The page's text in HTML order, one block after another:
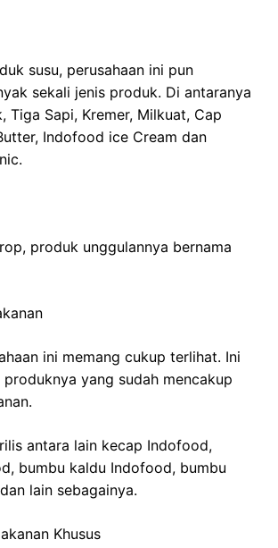
susu, perusahaan ini pun
sekali jenis produk. Di antaranya
Tiga Sapi, Kremer, Milkuat, Cap
Indofood ice Cream dan
produk unggulannya bernama
ini memang cukup terlihat. Ini
yang sudah mencakup
antara lain kecap Indofood,
bumbu kaldu Indofood, bumbu
lain sebagainya.
Khusus